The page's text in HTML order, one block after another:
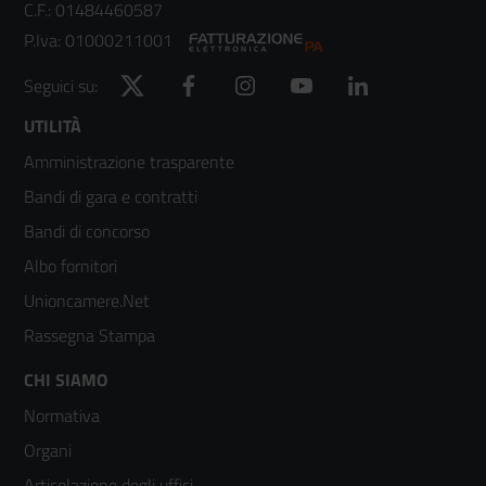
C.F.: 01484460587
P.Iva: 01000211001
Seguici su:
Twitter Facebook Instagram YouTube
Footer
menù
colonna
2
UTILITÀ
Amministrazione trasparente
Bandi di gara e contratti
Bandi di concorso
Albo fornitori
Unioncamere.Net
Rassegna Stampa
Footer
menù
CHI SIAMO
Normativa
Organi